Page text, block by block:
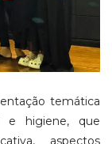
temática
e higiene, que
aspectos